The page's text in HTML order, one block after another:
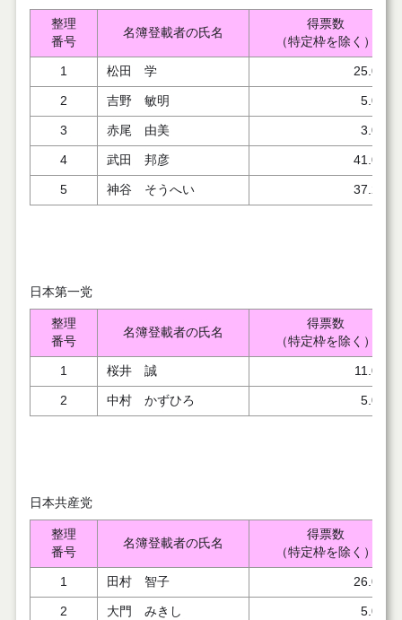
整理
番号
名簿登載者の氏名
得票数
（特定枠を除く）
1 松田 学 25.000
2 吉野 敏明 5.000
3 赤尾 由美 3.000
4 武田 邦彦 41.000
5 神谷 そうへい 37.248
日本第一党
整理
番号
名簿登載者の氏名
得票数
（特定枠を除く）
1 桜井 誠 11.000
2 中村 かずひろ 5.000
日本共産党
整理
番号
名簿登載者の氏名
得票数
（特定枠を除く）
1 田村 智子 26.000
2 大門 みきし 5.000